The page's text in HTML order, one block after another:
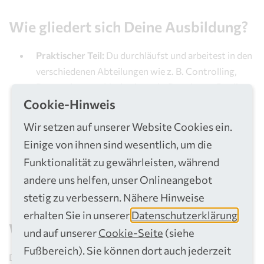
Wie gliedert sich Deine Ausbildung?
Praktischer Teil: Du durchläufst und arbeitest in den
verschiedenen Abteilungen wie z. B. Controlling,
Personalwesen, Marketing mit. Dort lernst Du die
verschiedenen Abläufe kennen und verstehen.
Theoretischer Teil: 2x wöchentlich
Berufsschulunterricht im nahegelegenen
Berufskolleg in Siegburg, wo dir das nötige
theoretische Wissen vermittelt wird (5 Minuten
Fußweg vom Verwaltungsgebäude).
Was verdienst Du in der Ausbildung?
Du bekommst eine attraktive Vergütung nach TVAöD:
Cookie-Hinweis
Wir setzen auf unserer Website Cookies ein.
Einige von ihnen sind wesentlich, um die
Funktionalität zu gewährleisten, während
andere uns helfen, unser Onlineangebot
stetig zu verbessern. Nähere Hinweise
erhalten Sie in unsererDatenschutzerklärung
und auf unsererCookie-Seite (siehe
Fußbereich). Sie können dort auch jederzeit